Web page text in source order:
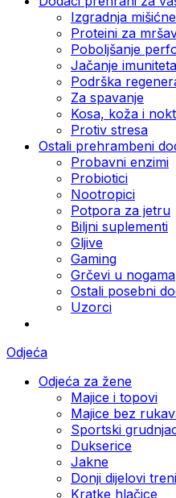
Izgradnja
Proteini za
Poboljšanje
Jačanje imuniteta
Podrška
Za spavanje
Kosa, koža i
Protiv stresa
Ostali prehrambeni
Probavni enzimi
Probiotici
Nootropici
Potpora za jetru
Biljni suplementi
Gljive
Gaming
Grčevi u nogama
Ostali posebni
Uzorci
Odjeća
Odjeća za žene
Majice i topovi
Majice bez
Sportski
Dukserice
Jakne
Donji dijelovi
Kratke hlačice